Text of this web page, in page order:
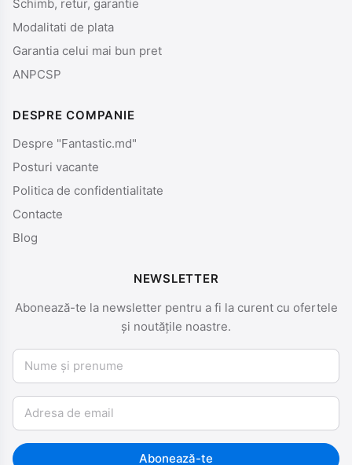
Schimb, retur, garantie
Modalitati de plata
Garantia celui mai bun pret
ANPCSP
DESPRE COMPANIE
Despre "Fantastic.md"
Posturi vacante
Politica de confidentialitate
Contacte
Blog
NEWSLETTER
Abonează-te la newsletter pentru a fi la curent cu ofertele
și noutățile noastre.
Nume și prenume
Email
Abonează-te